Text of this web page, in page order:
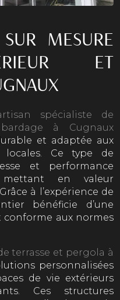
MESURE
ET
spécialiste de
à Cugnaux
et adaptée aux
locales. Ce type de
et performance
en valeur
à l’expérience de
bénéficie d’une
aux normes
terrasse et pergola à
personnalisées
de vie extérieurs
Ces structures